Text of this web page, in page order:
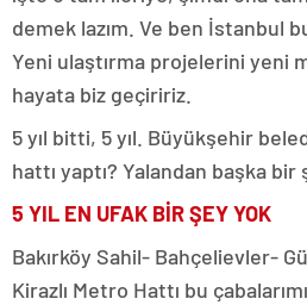
demek lazım. Ve ben İstanbul
Yeni ulaştırma projelerini yeni
hayata biz geçiririz.
5 yıl bitti, 5 yıl. Büyükşehir
hattı yaptı? Yalandan başka bir
5 YIL EN UFAK BİR ŞEY YOK
Bakırköy Sahil- Bahçelievler-
Kirazlı Metro Hattı bu